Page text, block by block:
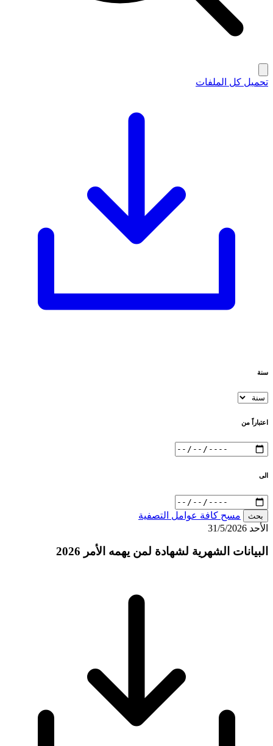
تحميل كل الملفات
سنة
اعتباراً من
الى
بحث
مسح كافة عوامل التصفية
الأحد 31/5/2026
البيانات الشهرية لشهادة لمن يهمه الأمر 2026